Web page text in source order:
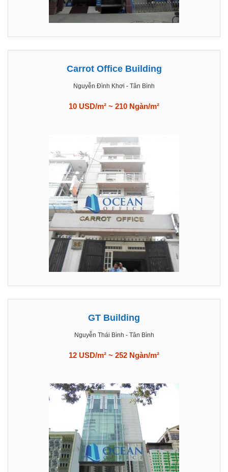
Carrot Office Building
Nguyễn Đình Khơi - Tân Bình
10 USD/m² ~ 210 Ngàn/m²
GT Building
Nguyễn Thái Bình - Tân Bình
12 USD/m² ~ 252 Ngàn/m²